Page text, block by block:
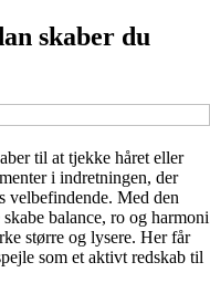
skaber du
til at tjekke håret eller
i indretningen, der
velbefindende. Med den
balance, ro og harmoni
større og lysere. Her får
som et aktivt redskab til